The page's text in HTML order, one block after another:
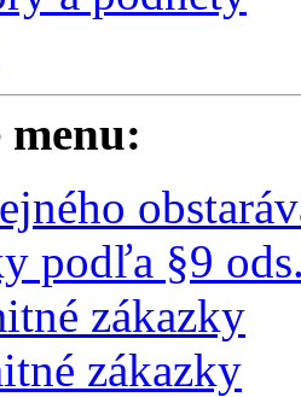
podľa §9
zákazky
zákazky